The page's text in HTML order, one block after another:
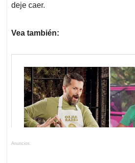
deje caer.
Vea también:
Anuncios.